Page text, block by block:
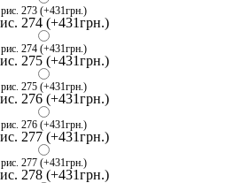
рис. 273 (+431грн.)
рис. 274 (+431грн.)
рис. 275 (+431грн.)
рис. 276 (+431грн.)
рис. 277 (+431грн.)